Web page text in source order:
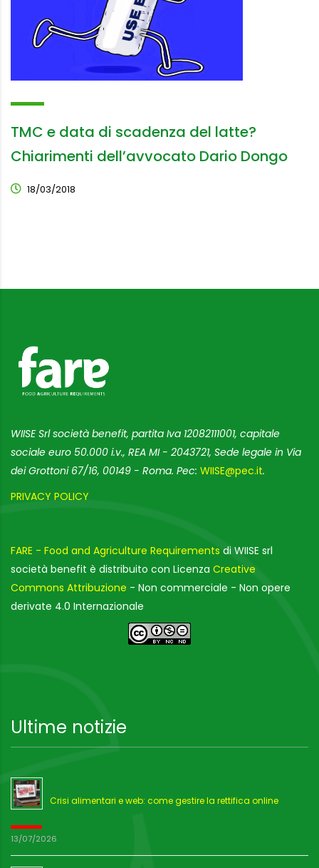
TMC e data di scadenza del latte?
Chiarimenti dell’avvocato Dario Dongo
18/03/2018
WIISE Srl società benefit, partita Iva 12082111001, capitale
sociale euro 50.000 i.v., REA MI - 2043721, Sede legale in Via
dei Grottoni 67/16, 00149 - Roma. Pec: WIISE@pec.it.
PRIVACY POLICY
FARE - Food and Agriculture Requirements di WIISE srl
società benefit è distribuito con Licenza Creative
Commons Attribuzione - Non commerciale - Non opere
derivate 4.0 Internazionale
Ultime notizie
Crisi alimentari e web: come gestire la rettifica online
13/07/2026